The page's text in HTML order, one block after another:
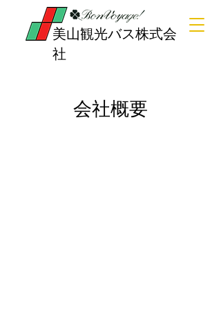
​美山観光バス株式会
社
会社概要